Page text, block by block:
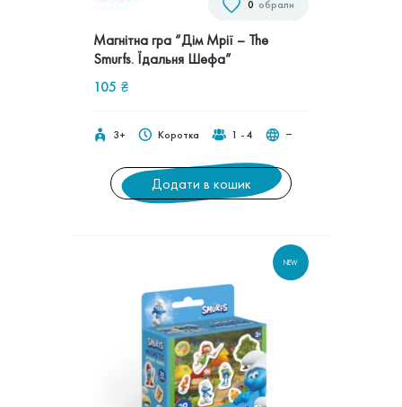
обрали
0
Магнітна гра “Дім Мрії – The
Smurfs. Їдальня Шефа”
105 ₴
3+ Коротка 1 - 4 ‒
Додати в кошик
NEW